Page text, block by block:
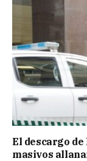
El descargo
masivos